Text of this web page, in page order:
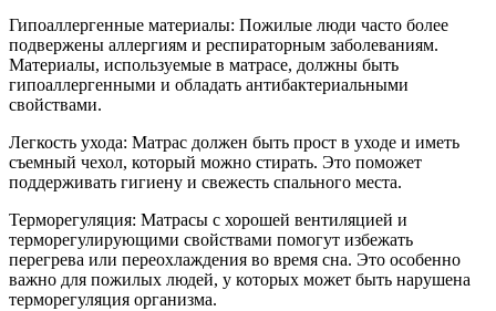
Гипоаллергенные материалы: Пожилые люди часто более
подвержены аллергиям и респираторным заболеваниям.
Материалы, используемые в матрасе, должны быть
гипоаллергенными и обладать антибактериальными
свойствами.
Легкость ухода: Матрас должен быть прост в уходе и иметь
съемный чехол, который можно стирать. Это поможет
поддерживать гигиену и свежесть спального места.
Терморегуляция: Матрасы с хорошей вентиляцией и
терморегулирующими свойствами помогут избежать
перегрева или переохлаждения во время сна. Это особенно
важно для пожилых людей, у которых может быть нарушена
терморегуляция организма.